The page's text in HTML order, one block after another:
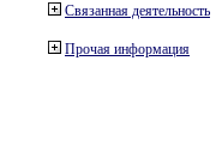
Связанная деятельность
Прочая информация